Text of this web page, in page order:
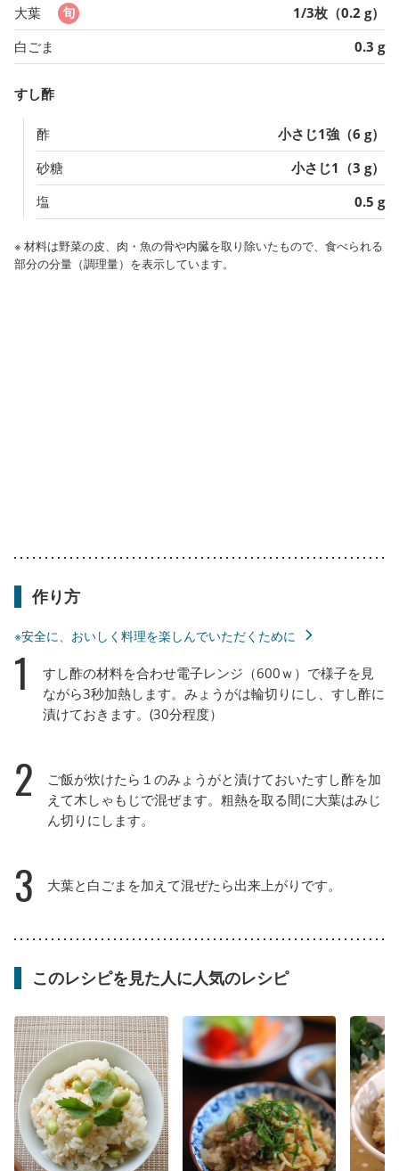
大葉
1/3枚（0.2 g）
白ごま
0.3 g
すし酢
酢
小さじ1強（6 g）
砂糖
小さじ1（3 g）
塩
0.5 g
※ 材料は野菜の皮、肉・魚の骨や内臓を取り除いたもので、食べられる
部分の分量（調理量）を表示しています。
作り方
※安全に、おいしく料理を楽しんでいただくために
1
すし酢の材料を合わせ電子レンジ（600ｗ）で様子を見
ながら3秒加熱します。みょうがは輪切りにし、すし酢に
漬けておきます。(30分程度）
2
ご飯が炊けたら１のみょうがと漬けておいたすし酢を加
えて木しゃもじで混ぜます。粗熱を取る間に大葉はみじ
ん切りにします。
3 大葉と白ごまを加えて混ぜたら出来上がりです。
このレシピを見た人に人気のレシピ